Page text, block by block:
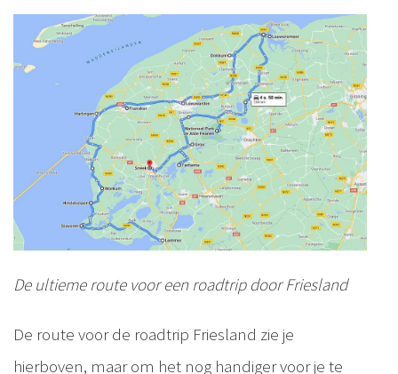
De ultieme route voor een roadtrip door Friesland
De route voor de roadtrip Friesland zie je
hierboven, maar om het nog handiger voor je te